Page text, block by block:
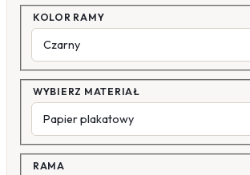
KOLOR RAMY
WYBIERZ MATERIAŁ
RAMA